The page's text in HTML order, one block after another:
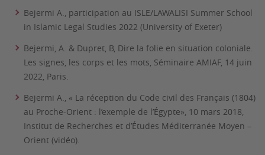
Bejermi A., participation au ISLE/LAWALISI Summer School
in Islamic Legal Studies 2022 (University of Exeter)
Bejermi, A. & Dupret, B, Dire la folie en situation coloniale.
Les signes, les corps et les mots, Séminaire AMIAF, 14 juin
2022, Paris.
Bejermi A., « La réception du Code civil des Français (1804)
au Proche-Orient : l’exemple de l’Égypte», 10 mars 2018,
Institut de Recherches et d’Études Méditerranée Moyen –
Orient (vidéo).